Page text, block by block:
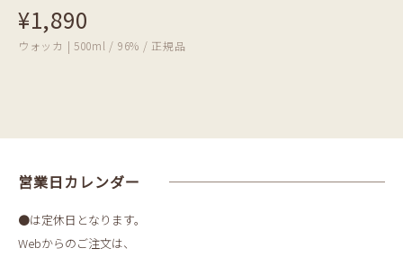
¥1,890
ウォッカ | 500ml / 96% / 正規品
営業日カレンダー
●は定休日となります。
Webからのご注文は、